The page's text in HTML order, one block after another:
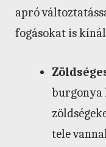
apró
fogásokat is
burgonya
tele